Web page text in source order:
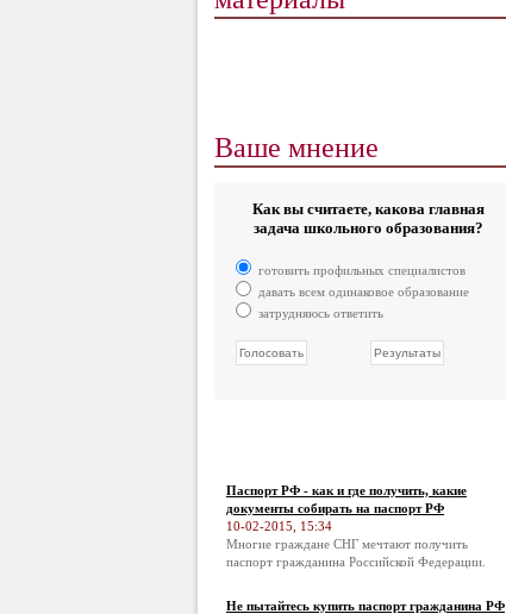
Ваше мнение
Как вы считаете, какова главная
задача школьного образования?
готовить профильных специалистов
давать всем одинаковое образование
затрудняюсь ответить
Паспорт РФ - как и где получить, какие
документы собирать на паспорт РФ
10-02-2015, 15:34
Многие граждане СНГ мечтают получить
паспорт гражданина Российской Федерации.
Не пытайтесь купить паспорт гражданина РФ